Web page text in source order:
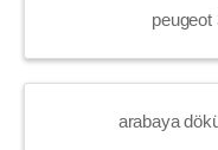
peugeot
arabaya